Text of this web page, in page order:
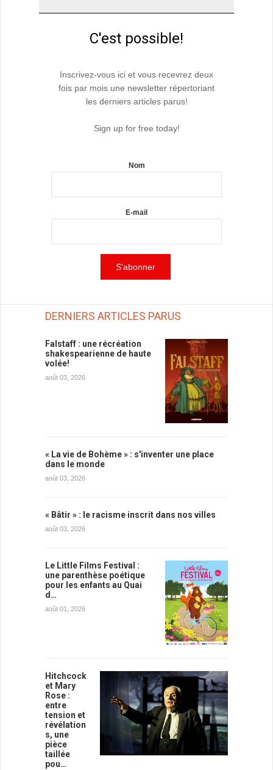
C'est possible!
Inscrivez-vous ici et vous recevrez deux
fois par mois une newsletter répertoriant
les derniers articles parus!
Sign up for free today!
Nom
E-mail
DERNIERS ARTICLES PARUS
Falstaff : une récréation
shakespearienne de haute
volée!
août 03, 2026
« La vie de Bohème » : s'inventer une place
dans le monde
août 03, 2026
« Bâtir » : le racisme inscrit dans nos villes
août 03, 2026
Le Little Films Festival :
une parenthèse poétique
pour les enfants au Quai
d…
août 01, 2026
Hitchcock
et Mary
Rose :
entre
tension et
révélation
s, une
pièce
taillée
pou…